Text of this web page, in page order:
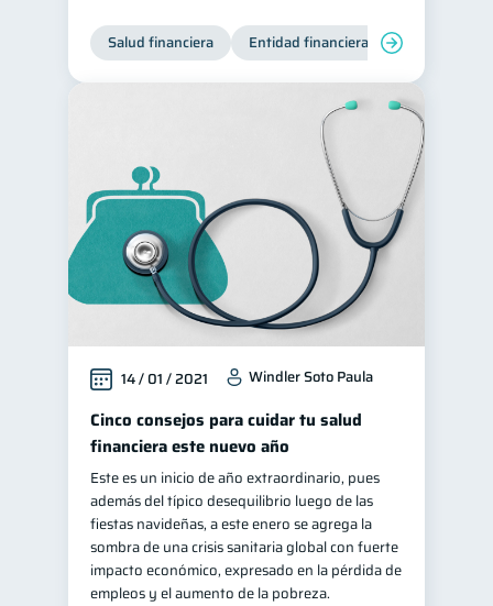
Salud financiera Entidad financiera
14 / 01 / 2021 Windler Soto Paula
Cinco consejos para cuidar tu salud
financiera este nuevo año
Este es un inicio de año extraordinario, pues
además del típico desequilibrio luego de las
fiestas navideñas, a este enero se agrega la
sombra de una crisis sanitaria global con fuerte
impacto económico, expresado en la pérdida de
empleos y el aumento de la pobreza.